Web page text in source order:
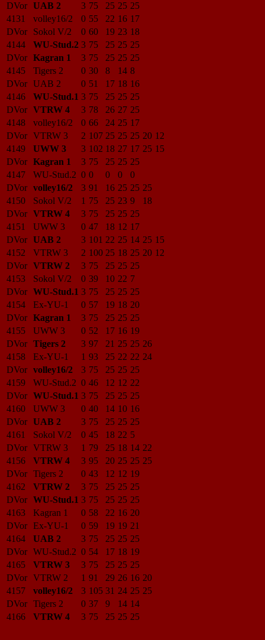
DVor UAB 2 3 75 25 25 25
4131
volley16/2 0 55 22 16 17
DVor
Sokol V/2 0 60 19 23 18
4144
WU-Stud.2 3 75 25 25 25
DVor Kagran 1 3 75 25 25 25
4145
Tigers 2 0 30 8 14 8
DVor UAB 2 0 51 17 18 16
4146
WU-Stud.1 3 75 25 25 25
DVor VTRW 4 3 78 26 27 25
4148
volley16/2 0 66 24 25 17
DVor VTRW 3 2 107 25 25 25 20 12
4149
UWW 3 3 102 18 27 17 25 15
DVor Kagran 1 3 75 25 25 25
4147
WU-Stud.2 0 0 0 0
0
DVor volley16/2 3 91 16 25 25 25
4150
Sokol V/2 1 75 25 23 9
18
DVor VTRW 4 3 75 25 25 25
4151
UWW 3 0 47 18 12 17
DVor UAB 2 3 101 22 25 14 25 15
4152
VTRW 3 2 100 25 18 25 20 12
DVor VTRW 2 3 75 25 25 25
4153
Sokol V/2 0 39 10 22 7
DVor WU-Stud.1 3 75 25 25 25
4154
Ex-YU-1 0 57 19 18 20
DVor Kagran 1 3 75 25 25 25
4155
UWW 3 0 52 17 16 19
DVor Tigers 2 3 97 21 25 25 26
4158
Ex-YU-1 1 93 25 22 22 24
DVor volley16/2 3 75 25 25 25
4159
WU-Stud.2 0 46 12 12 22
DVor WU-Stud.1 3 75 25 25 25
4160
UWW 3 0 40 14 10 16
DVor UAB 2 3 75 25 25 25
4161
Sokol V/2 0 45 18 22 5
DVor VTRW 3 1 79 25 18 14 22
4156
VTRW 4 3 95 20 25 25 25
DVor Tigers 2 0 43 12 12 19
4162
VTRW 2 3 75 25 25 25
DVor WU-Stud.1 3 75 25 25 25
4163
Kagran 1 0 58 22 16 20
DVor Ex-YU-1 0 59 19 19 21
4164
UAB 2 3 75 25 25 25
DVor WU-Stud.2 0 54 17 18 19
4165
VTRW 3 3 75 25 25 25
DVor VTRW 2 1 91 29 26 16 20
4157
volley16/2 3 105 31 24 25 25
DVor Tigers 2 0 37 9 14 14
4166
VTRW 4 3 75 25 25 25